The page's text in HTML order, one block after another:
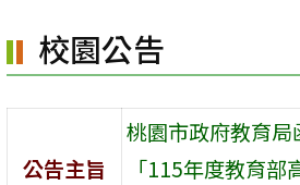
區
校園公告
公告主旨
桃園市政府教育
「115年度教育